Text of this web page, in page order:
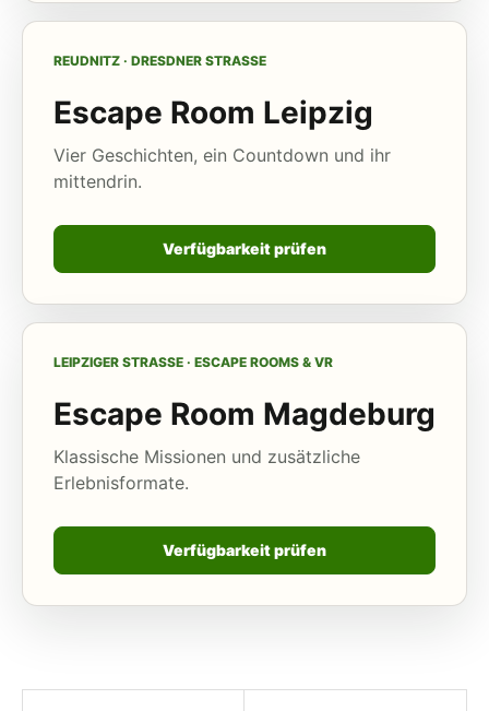
REUDNITZ · DRESDNER STRASSE
Escape Room Leipzig
Vier Geschichten, ein Countdown und ihr
mittendrin.
Verfügbarkeit prüfen
LEIPZIGER STRASSE · ESCAPE ROOMS & VR
Escape Room Magdeburg
Klassische Missionen und zusätzliche
Erlebnisformate.
Verfügbarkeit prüfen